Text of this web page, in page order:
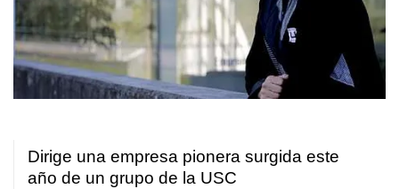
Dirige una empresa pionera surgida este
año de un grupo de la USC